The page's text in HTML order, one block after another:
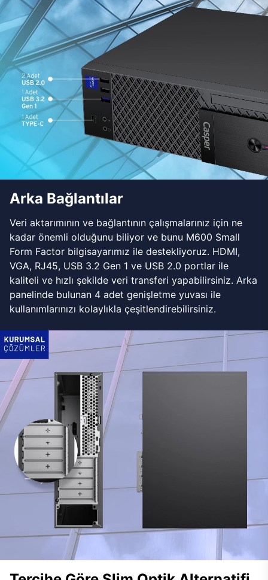
Arka Bağlantılar
Veri aktarımının ve bağlantının çalışmalarınız için ne
kadar önemli olduğunu biliyor ve bunu M600 Small
Form Factor bilgisayarımız ile destekliyoruz. HDMI,
VGA, RJ45, USB 3.2 Gen 1 ve USB 2.0 portlar ile
kaliteli ve hızlı şekilde veri transferi yapabilirsiniz. Arka
panelinde bulunan 4 adet genişletme yuvası ile
kullanımlarınızı kolaylıkla çeşitlendirebilirsiniz.